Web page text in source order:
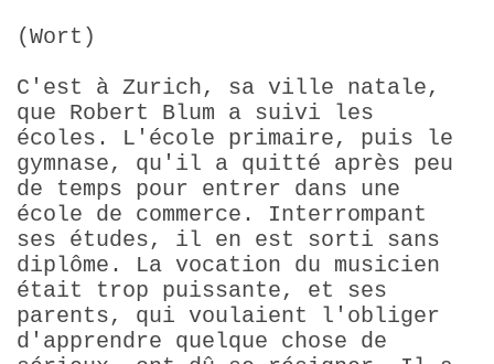
(Wort)
C'est à Zurich, sa ville natale,
que Robert Blum a suivi les
écoles. L'école primaire, puis le
gymnase, qu'il a quitté après peu
de temps pour entrer dans une
école de commerce. Interrompant
ses études, il en est sorti sans
diplôme. La vocation du musicien
était trop puissante, et ses
parents, qui voulaient l'obliger
d'apprendre quelque chose de